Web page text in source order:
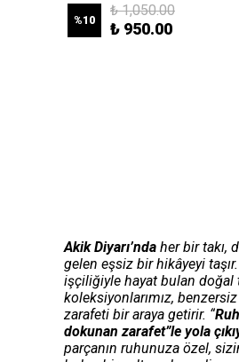
%10
₺ 1,050.00
₺ 950.00
Akik Diyarı’nda her bir takı,
gelen eşsiz bir hikâyeyi
işçiliğiyle hayat bulan doğal
koleksiyonlarımız,
zarafeti bir araya getirir. “
dokunan zarafet”le yola
parçanın ruhunuza özel,